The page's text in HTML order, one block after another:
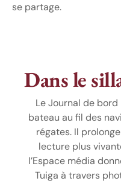
se partage.
Dans le
Le Journal de
bateau au fil des
régates. Il
lecture plus
l’Espace média
Tuiga à travers